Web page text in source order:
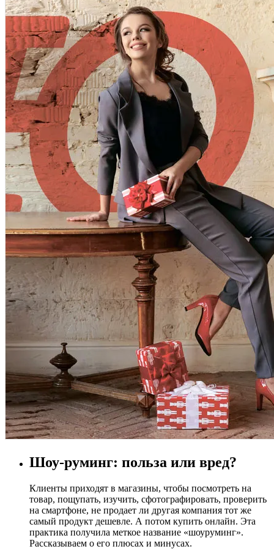
Шоу-руминг: польза или вред?
Клиенты приходят в магазины, чтобы посмотреть на
товар, пощупать, изучить, сфотографировать, проверить
на смартфоне, не продает ли другая компания тот же
самый продукт дешевле. А потом купить онлайн. Эта
практика получила меткое название «шоуруминг».
Рассказываем о его плюсах и минусах.